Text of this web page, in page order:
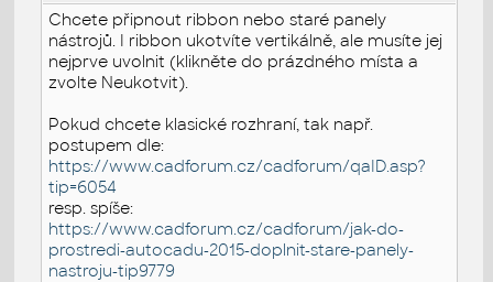
Chcete připnout ribbon nebo staré panely
nástrojů. I ribbon ukotvíte vertikálně, ale musíte jej
nejprve uvolnit (klikněte do prázdného místa a
zvolte Neukotvit).
Pokud chcete klasické rozhraní, tak např.
postupem dle:
https://www.cadforum.cz/cadforum/qaID.asp?
tip=6054
resp. spíše:
https://www.cadforum.cz/cadforum/jak-do-
prostredi-autocadu-2015-doplnit-stare-panely-
nastroju-tip9779